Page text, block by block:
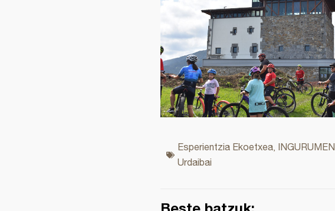
Esperientzia Ekoetxea,
Urdaibai